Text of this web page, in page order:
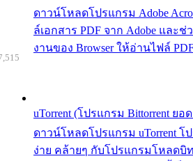
ดาวน์โหลดโปรแกรม Adobe
ล์เอกสาร PDF จาก Adobe และ
งานของ Browser ให้อ่านไฟล์
uTorrent (โปรแกรม Bittorrent ย
ดาวน์โหลดโปรแกรม uTorrent โ
ง่าย คล้ายๆ กับโปรแกรมโหลดบิ